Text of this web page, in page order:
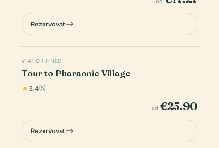
od
Rezervovat
VIATOR IHNED
Tour to Pharaonic Village
3.4(5)
od €25.90
Rezervovat